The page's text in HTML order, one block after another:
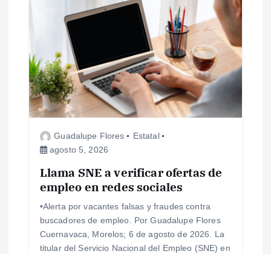
n
d
e
Guadalupe Flores
Estatal
agosto 5, 2026
Llama SNE a verificar ofertas de
empleo en redes sociales
•Alerta por vacantes falsas y fraudes contra
buscadores de empleo. Por Guadalupe Flores
Cuernavaca, Morelos; 6 de agosto de 2026. La
titular del Servicio Nacional del Empleo (SNE) en